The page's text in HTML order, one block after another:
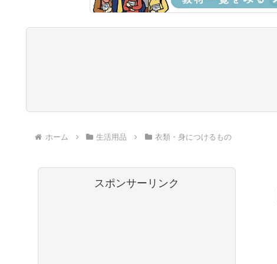
ホーム 生活用品 衣類・身につけるもの
スポンサーリンク